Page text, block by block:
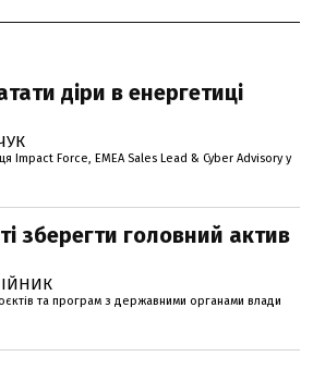
діри в енергетиці
Impact Force, EMEA Sales Lead & Cyber Advisory у
зберегти головний актив
та програм з державними органами влади